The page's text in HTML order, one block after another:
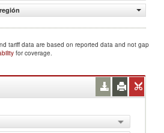
tariff data are based on reported data and not gap
for coverage.